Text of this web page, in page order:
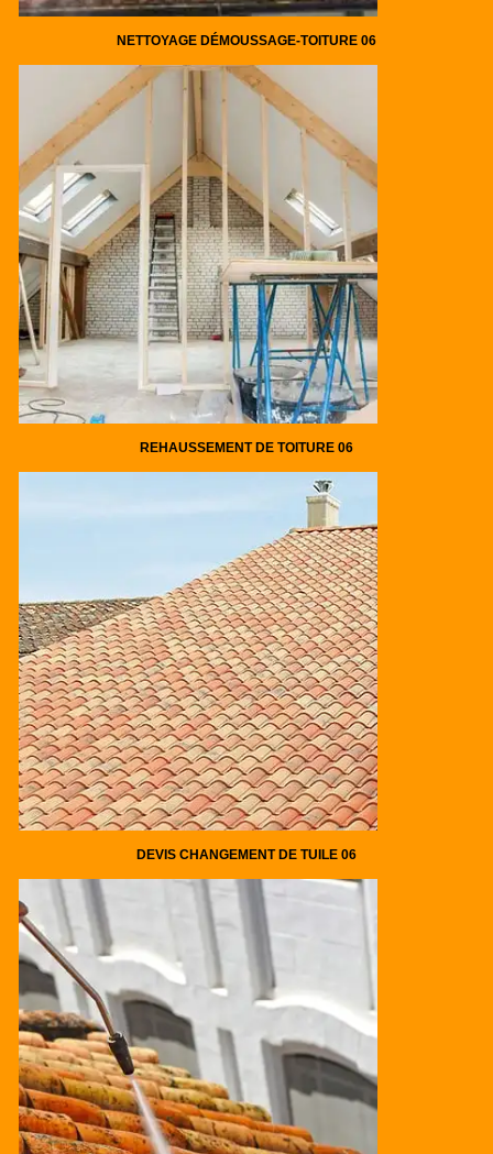
NETTOYAGE DÉMOUSSAGE-TOITURE 06
REHAUSSEMENT DE TOITURE 06
DEVIS CHANGEMENT DE TUILE 06